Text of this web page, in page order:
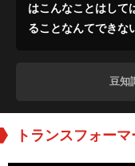
はこんなことはして
ることなんてできな
豆知
トランスフォー